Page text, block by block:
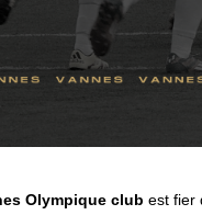
Olympique club est fier